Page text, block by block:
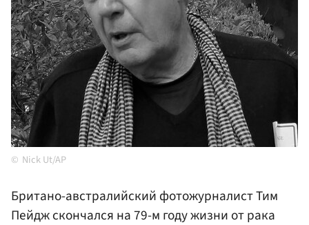
Nick Ut/AP
Британо-австралийский фотожурналист Тим
Пейдж скончался на 79-м году жизни от рака